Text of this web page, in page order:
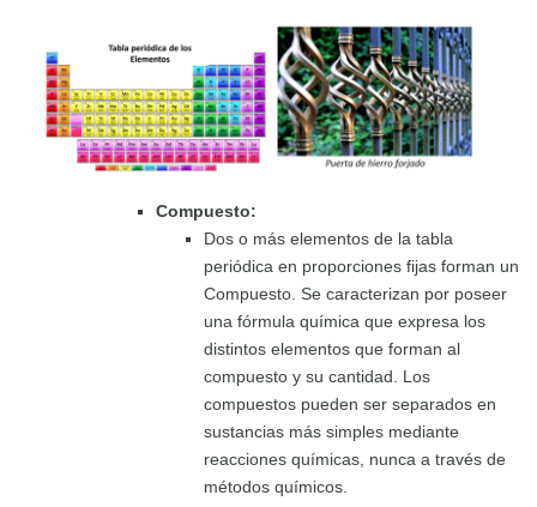
Compuesto:
Dos o más elementos de la tabla
periódica en proporciones fijas forman un
Compuesto. Se caracterizan por poseer
una fórmula química que expresa los
distintos elementos que forman al
compuesto y su cantidad. Los
compuestos pueden ser separados en
sustancias más simples mediante
reacciones químicas, nunca a través de
métodos químicos.